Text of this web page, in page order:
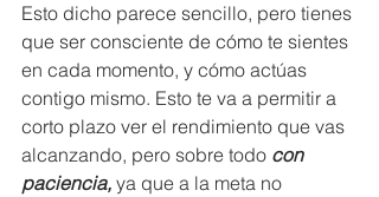
Esto dicho parece sencillo, pero tienes
que ser consciente de cómo te sientes
en cada momento, y cómo actúas
contigo mismo. Esto te va a permitir a
corto plazo ver el rendimiento que vas
alcanzando, pero sobre todo con
paciencia, ya que a la meta no